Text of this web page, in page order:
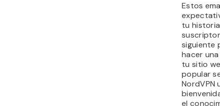
Estos
tu
siguiente
hacer
tu sitio
popular
NordVPN
el